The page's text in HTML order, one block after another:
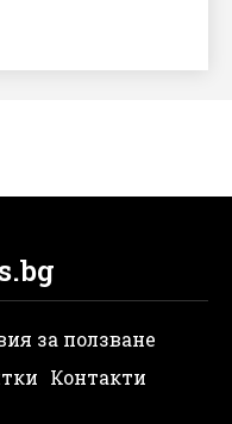
за ползване
Контакти